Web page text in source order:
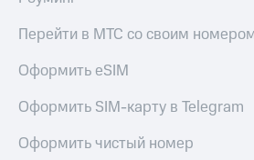
Перейти в МТС со своим
Оформить eSIM
Оформить SIM-карту в Telegram
Оформить чистый номер